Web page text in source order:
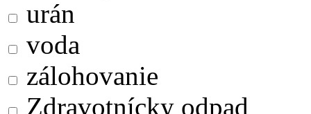
urán
voda
zálohovanie
Zdravotnícky odpad